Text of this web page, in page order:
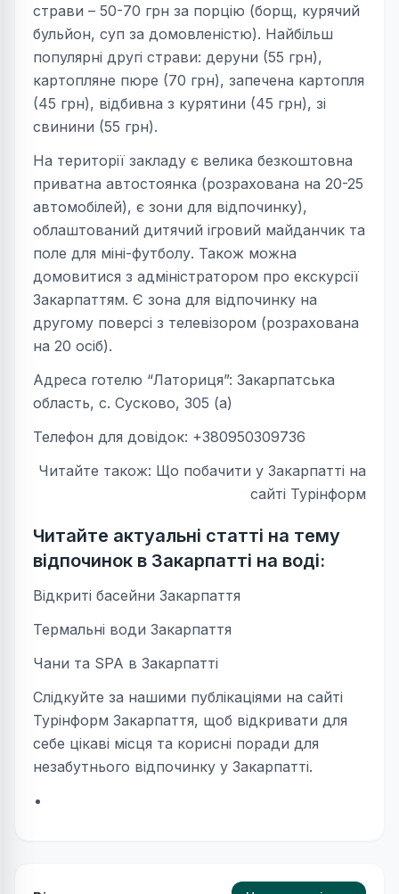
страви – 50-70 грн за порцію (борщ, курячий
бульйон, суп за домовленістю). Найбільш
популярні другі страви: деруни (55 грн),
картопляне пюре (70 грн), запечена картопля
(45 грн), відбивна з курятини (45 грн), зі
свинини (55 грн).
На території закладу є велика безкоштовна
приватна автостоянка (розрахована на 20-25
автомобілей), є зони для відпочинку),
облаштований дитячий ігровий майданчик та
поле для міні-футболу. Також можна
домовитися з адміністратором про екскурсії
Закарпаттям. Є зона для відпочинку на
другому поверсі з телевізором (розрахована
на 20 осіб).
Адреса готелю “Латориця”: Закарпатська
область, с. Сусково, 305 (а)
Телефон для довідок: +380950309736
Читайте також: Що побачити у Закарпатті на
сайті Турінформ
Читайте актуальні статті на тему
відпочинок в Закарпатті на воді:
Відкриті басейни Закарпаття
Термальні води Закарпаття
Чани та SPA в Закарпатті
Слідкуйте за нашими публікаціями на сайті
Турінформ Закарпаття, щоб відкривати для
себе цікаві місця та корисні поради для
незабутнього відпочинку у Закарпатті.